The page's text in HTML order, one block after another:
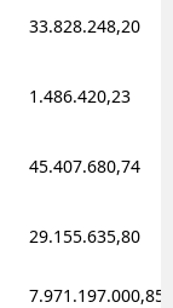
33.828.248,20
1.486.420,23
45.407.680,74
29.155.635,80
7.971.197.000,85